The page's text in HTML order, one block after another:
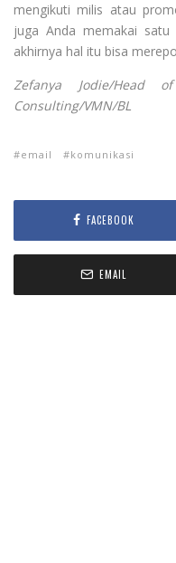
mengikuti milis atau
juga Anda memakai
akhirnya hal itu bisa
Zefanya Jodie/Head
Consulting/VMN/BL
email komunikasi
FACEBOOK
EMAIL